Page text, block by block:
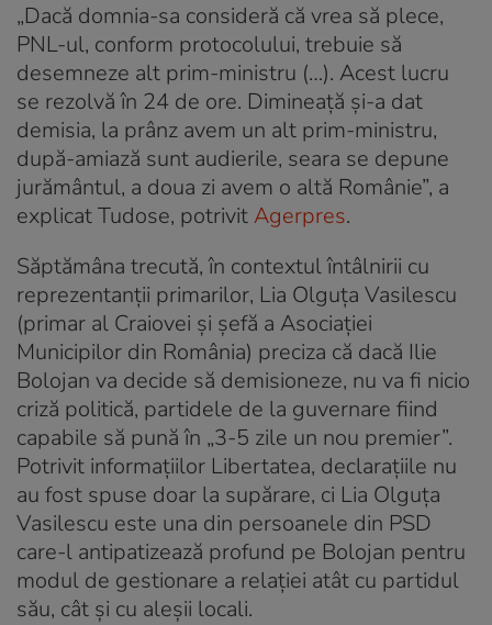
„Dacă domnia-sa consideră că vrea să plece,
PNL-ul, conform protocolului, trebuie să
desemneze alt prim-ministru (…). Acest lucru
se rezolvă în 24 de ore. Dimineață și-a dat
demisia, la prânz avem un alt prim-ministru,
după-amiază sunt audierile, seara se depune
jurământul, a doua zi avem o altă Românie”, a
explicat Tudose, potrivitAgerpres.
Săptămâna trecută, în contextul întâlnirii cu
reprezentanții primarilor, Lia Olguța Vasilescu
(primar al Craiovei și șefă a Asociației
Municipilor din România) preciza că dacă Ilie
Bolojan va decide să demisioneze, nu va fi nicio
criză politică, partidele de la guvernare fiind
capabile să pună în „3-5 zile un nou premier”.
Potrivit informațiilor Libertatea, declarațiile nu
au fost spuse doar la supărare, ci Lia Olguța
Vasilescu este una din persoanele din PSD
care-l antipatizează profund pe Bolojan pentru
modul de gestionare a relației atât cu partidul
său, cât și cu aleșii locali.